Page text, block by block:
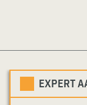
EXPERT